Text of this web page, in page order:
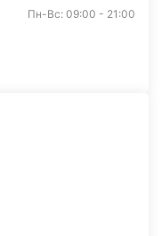
Пн-Вс: 09:00 - 21:00